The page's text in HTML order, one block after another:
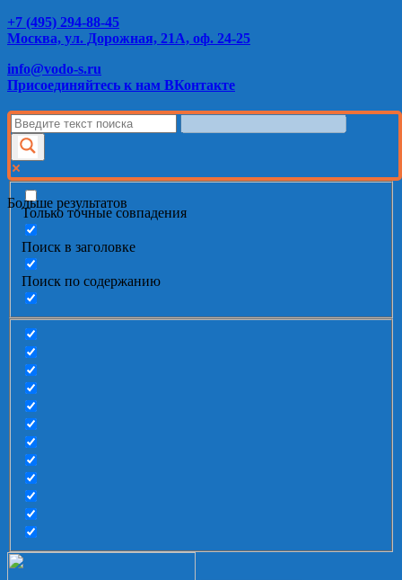
+7 (495) 294-88-45
Москва, ул. Дорожная, 21А, оф. 24-25
info@vodo-s.ru
Присоединяйтесь к нам ВКонтакте
Больше результатов
Только точные совпадения
Поиск в заголовке
Поиск по содержанию